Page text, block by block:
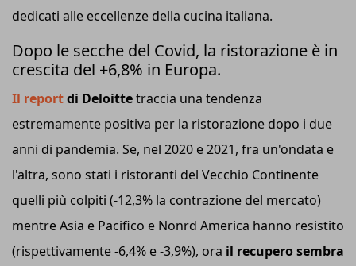
dedicati alle eccellenze della cucina italiana.
Dopo le secche del Covid, la ristorazione è in
crescita del +6,8% in Europa.
Il reportdi Deloittetraccia una tendenza
estremamente positiva per la ristorazione dopo i due
anni di pandemia. Se, nel 2020 e 2021, fra un'ondata e
l'altra, sono stati i ristoranti del Vecchio Continente
quelli più colpiti (-12,3% la contrazione del mercato)
mentre Asia e Pacifico e Nonrd America hanno resistito
(rispettivamente -6,4% e -3,9%), ora il recupero sembra